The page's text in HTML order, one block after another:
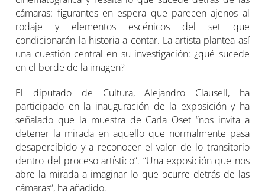
cámaras: figurantes en espera que parecen ajenos al
rodaje y elementos escénicos del set que
condicionarán la historia a contar. La artista plantea así
una cuestión central en su investigación: ¿qué sucede
en el borde de la imagen?
El diputado de Cultura, Alejandro Clausell, ha
participado en la inauguración de la exposición y ha
señalado que la muestra de Carla Oset “nos invita a
detener la mirada en aquello que normalmente pasa
desapercibido y a reconocer el valor de lo transitorio
dentro del proceso artístico”. “Una exposición que nos
abre la mirada a imaginar lo que ocurre detrás de las
cámaras”, ha añadido.